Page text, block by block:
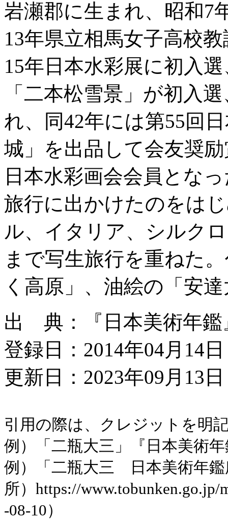
岩瀬郡に生まれ、昭和7
13年県立相馬女子高校
15年日本水彩展に初入
「二本松雪景」が初入
れ、同42年には第55回
城」を出品して会友奨
日本水彩画会会員とな
旅行に出かけたのをは
ル、イタリア、シルク
まで写生旅行を重ねた
く高原」、油絵の「安
出 典：『日本美術年鑑
登録日：2014年04月14日
更新日：2023年09月13
引用の際は、クレジットを明
例）「二瓶大三」『日本美術
例）「二瓶大三 日本美術年鑑
所）https://
-08-10）